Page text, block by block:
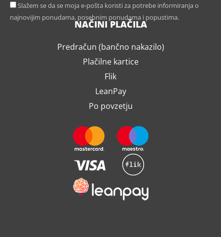
Slažem se da se moja e-pošta koristi za potrebe informiranja o
najnovijim ponudama, posebnim ponudama i popustima.
NAČINI PLAČILA
Predračun (bančno nakazilo)
Plačilne kartice
Flik
LeanPay
Po povzetju